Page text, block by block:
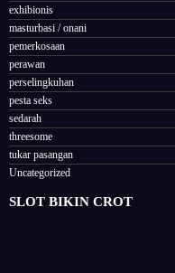
exhibionis
masturbasi / onani
pemerkosaan
perawan
perselingkuhan
pesta seks
sedarah
threesome
tukar pasangan
Uncategorized
SLOT BIKIN CROT